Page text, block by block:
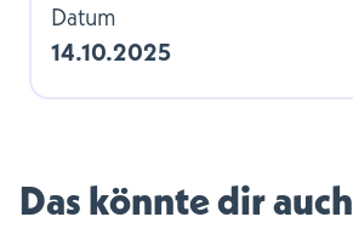
Datum
14.10.2025
Das könnte dir auch